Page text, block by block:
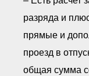
разряда и
прямые и
проезд в
общая сумма